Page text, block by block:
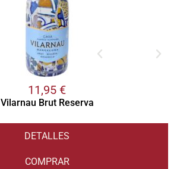
11,95 €
Vilarnau Brut Reserva
DETALLES
COMPRAR